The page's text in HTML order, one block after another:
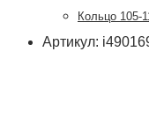
Кольцо 105-
Артикул: